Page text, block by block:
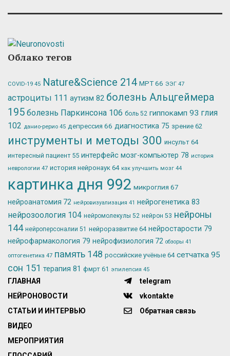
Облако тегов
COVID-19 45 Nature&Science 214 МРТ66 ЭЭГ 47
астроциты 111 аутизм 82 болезнь Альцгеймера
195 болезнь Паркинсона 106 боль 52 гиппокамп 93 глия
102 данио-рерио 45 депрессия 66 диагностика 75 зрение 62
инструменты и методы 300 инсульт 64
интересный пациент 55 интерфейс мозг-компьютер 78 история
неврологии 47 история нейронаук 64 как улучшить мозг 44
картинка дня 992 микроглия 67
нейроанатомия 72 нейровизуализация 41 нейрогенетика 83
нейрозоология 104 нейромолекулы 52 нейрон 53 нейроны
144 нейроперсоналии 51 нейроразвитие 64 нейростарости 79
нейрофармакология 79 нейрофизиология 72 обзоры 41
оптогенетика 47 память 148 российские учёные 64 сетчатка 95
сон 151 терапия 81 фмрт 61 эпилепсия 45
ГЛАВНАЯ
НЕЙРОНОВОСТИ
СТАТЬИ И ИНТЕРВЬЮ
ВИДЕО
МЕРОПРИЯТИЯ
telegram
vkontakte
Обратная связь